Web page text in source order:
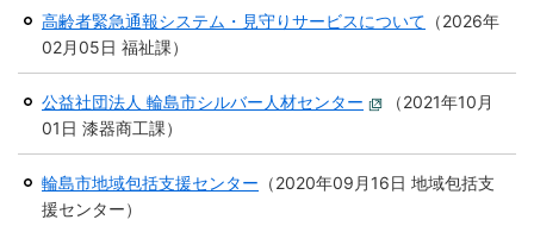
ふりがなをつける
読み上げる
言語を変更する
福祉 健康・予防
税
住宅・インフラ 環境・衛生
移住・定住
高齢者緊急通報システム・見守りサービスについて （2026年
02月05日 福祉課）
公益社団法人 輪島市シルバー人材センター （2021年10月
01日 漆器商工課）
輪島市地域包括支援センター （2020年09月16日 地域包括支
援センター）